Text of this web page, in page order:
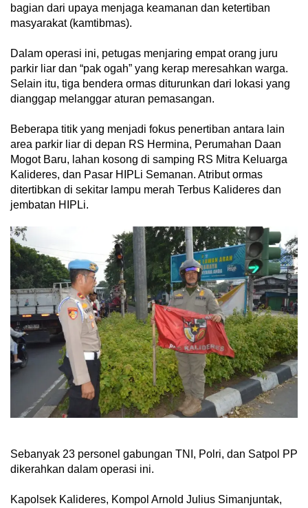
bagian dari upaya menjaga keamanan dan ketertiban
masyarakat (kamtibmas).
Dalam operasi ini, petugas menjaring empat orang juru
parkir liar dan “pak ogah” yang kerap meresahkan warga.
Selain itu, tiga bendera ormas diturunkan dari lokasi yang
dianggap melanggar aturan pemasangan.
Beberapa titik yang menjadi fokus penertiban antara lain
area parkir liar di depan RS Hermina, Perumahan Daan
Mogot Baru, lahan kosong di samping RS Mitra Keluarga
Kalideres, dan Pasar HIPLi Semanan. Atribut ormas
ditertibkan di sekitar lampu merah Terbus Kalideres dan
jembatan HIPLi.
Sebanyak 23 personel gabungan TNI, Polri, dan Satpol PP
dikerahkan dalam operasi ini.
Kapolsek Kalideres, Kompol Arnold Julius Simanjuntak,